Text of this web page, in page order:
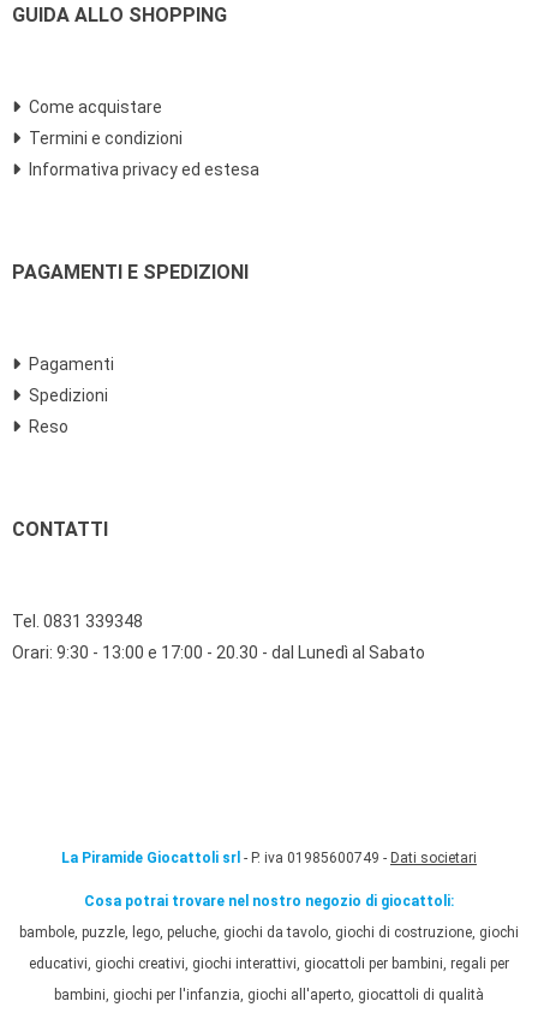
GUIDA ALLO SHOPPING
Come acquistare
Termini e condizioni
Informativa privacy ed estesa
PAGAMENTI E SPEDIZIONI
Pagamenti
Spedizioni
Reso
CONTATTI
Tel. 0831 339348
Orari: 9:30 - 13:00 e 17:00 - 20.30 - dal Lunedì al Sabato
La Piramide Giocattoli srl - P. iva 01985600749 - Dati societari
Cosa potrai trovare nel nostro negozio di giocattoli:
bambole, puzzle, lego, peluche, giochi da tavolo, giochi di costruzione, giochi
educativi, giochi creativi, giochi interattivi, giocattoli per bambini, regali per
bambini, giochi per l'infanzia, giochi all'aperto, giocattoli di qualità